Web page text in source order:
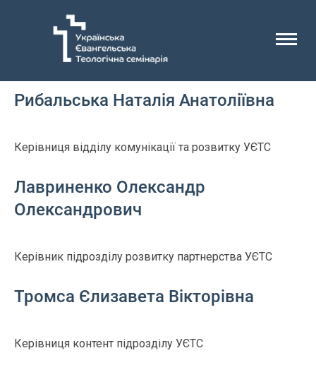
Відділ комунікації та розвитку
Рибальська Наталія Анатоліївна
Керівниця відділу комунікації та розвитку УЄТС
Лавриненко Олександр
Олександрович
Керівник підрозділу розвитку партнерства УЄТС
Тромса Єлизавета Вікторівна
Керівниця контент підрозділу УЄТС